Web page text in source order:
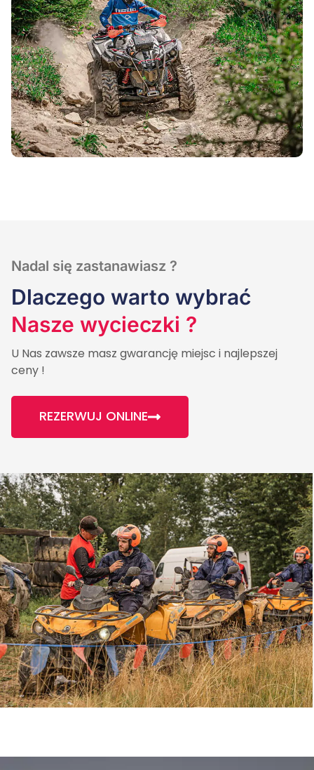
Nadal się zastanawiasz ?
Dlaczego warto wybrać
Nasze wycieczki ?
U Nas zawsze masz gwarancję miejsc i najlepszej
ceny !
REZERWUJ ONLINE